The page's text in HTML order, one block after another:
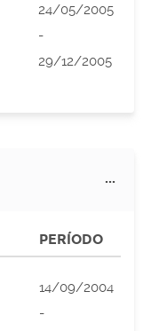
24/05/2005
-
29/12/2005
...
PERÍODO
14/09/2004
-